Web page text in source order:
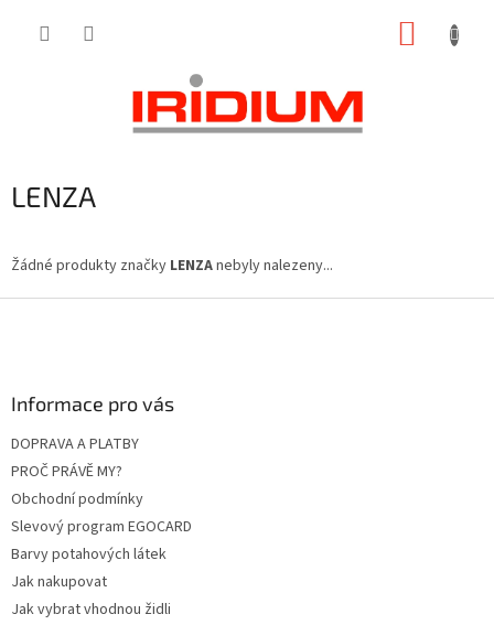
LENZA
Žádné produkty značky LENZAnebyly nalezeny...
Informace pro vás
DOPRAVA A PLATBY
PROČ PRÁVĚ MY?
Obchodní podmínky
Slevový program EGOCARD
Barvy potahových látek
Jak nakupovat
Jak vybrat vhodnou židli